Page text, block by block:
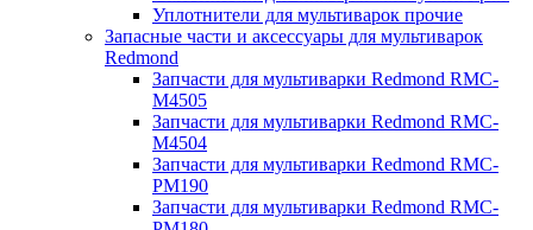
Уплотнители для мультиварок прочие
Запасные части и аксессуары для мультиварок
Redmond
Запчасти для мультиварки Redmond RMC-
M4505
Запчасти для мультиварки Redmond RMC-
M4504
Запчасти для мультиварки Redmond RMC-
PM190
Запчасти для мультиварки Redmond RMC-